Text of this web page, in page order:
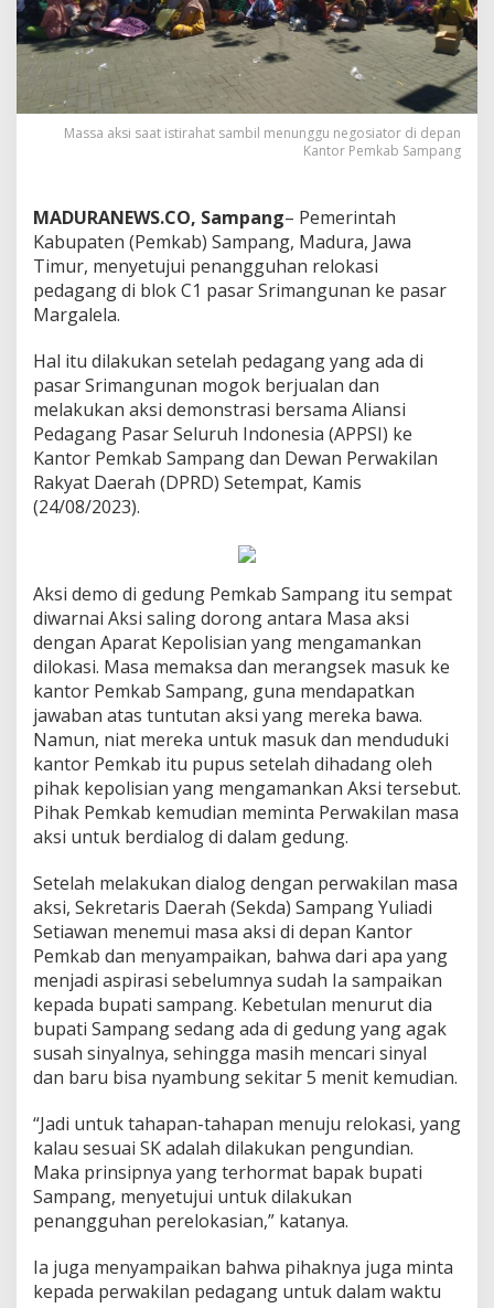
Massa aksi saat istirahat sambil menunggu negosiator di depan
Kantor Pemkab Sampang
MADURANEWS.CO, Sampang– Pemerintah
Kabupaten (Pemkab) Sampang, Madura, Jawa
Timur, menyetujui penangguhan relokasi
pedagang di blok C1 pasar Srimangunan ke pasar
Margalela.
Hal itu dilakukan setelah pedagang yang ada di
pasar Srimangunan mogok berjualan dan
melakukan aksi demonstrasi bersama Aliansi
Pedagang Pasar Seluruh Indonesia (APPSI) ke
Kantor Pemkab Sampang dan Dewan Perwakilan
Rakyat Daerah (DPRD) Setempat, Kamis
(24/08/2023).
Aksi demo di gedung Pemkab Sampang itu sempat
diwarnai Aksi saling dorong antara Masa aksi
dengan Aparat Kepolisian yang mengamankan
dilokasi. Masa memaksa dan merangsek masuk ke
kantor Pemkab Sampang, guna mendapatkan
jawaban atas tuntutan aksi yang mereka bawa.
Namun, niat mereka untuk masuk dan menduduki
kantor Pemkab itu pupus setelah dihadang oleh
pihak kepolisian yang mengamankan Aksi tersebut.
Pihak Pemkab kemudian meminta Perwakilan masa
aksi untuk berdialog di dalam gedung.
Setelah melakukan dialog dengan perwakilan masa
aksi, Sekretaris Daerah (Sekda) Sampang Yuliadi
Setiawan menemui masa aksi di depan Kantor
Pemkab dan menyampaikan, bahwa dari apa yang
menjadi aspirasi sebelumnya sudah Ia sampaikan
kepada bupati sampang. Kebetulan menurut dia
bupati Sampang sedang ada di gedung yang agak
susah sinyalnya, sehingga masih mencari sinyal
dan baru bisa nyambung sekitar 5 menit kemudian.
“Jadi untuk tahapan-tahapan menuju relokasi, yang
kalau sesuai SK adalah dilakukan pengundian.
Maka prinsipnya yang terhormat bapak bupati
Sampang, menyetujui untuk dilakukan
penangguhan perelokasian,” katanya.
Ia juga menyampaikan bahwa pihaknya juga minta
kepada perwakilan pedagang untuk dalam waktu